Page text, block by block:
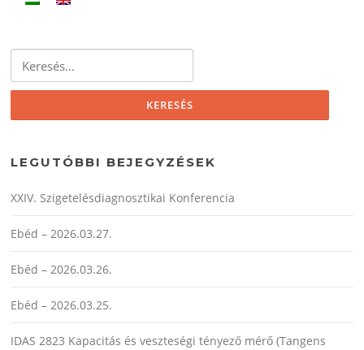
LEGUTÓBBI BEJEGYZÉSEK
XXIV. Szigetelésdiagnosztikai Konferencia
Ebéd – 2026.03.27.
Ebéd – 2026.03.26.
Ebéd – 2026.03.25.
IDAS 2823 Kapacitás és veszteségi tényező mérő (Tangens